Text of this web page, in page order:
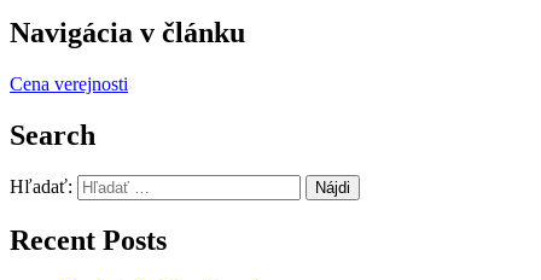
Navigácia v článku
Cena verejnosti
Search
Hľadať:
Recent Posts